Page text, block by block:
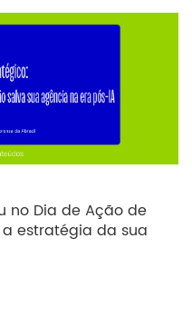
no Dia de Ação de
estratégia da sua